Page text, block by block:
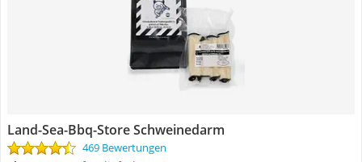
Land-Sea-Bbq-Store Schweinedarm
469 Bewertungen